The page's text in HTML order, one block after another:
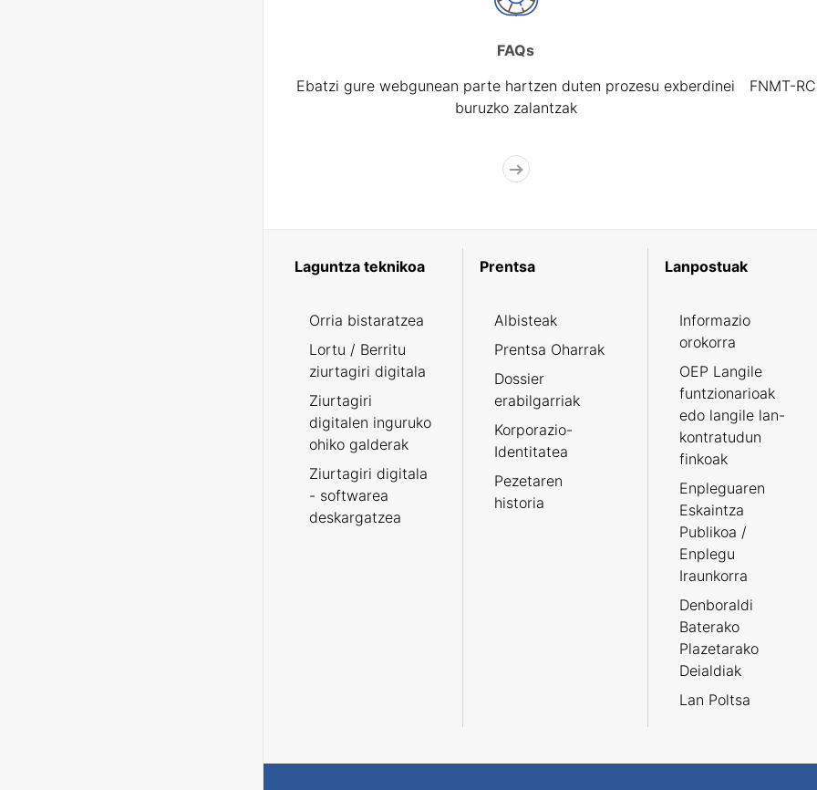
FAQs
Ebatzi gure webgunean parte hartzen duten prozesu exberdinei
buruzko zalantzak
FNMT-
Laguntza teknikoa
Orria bistaratzea
Lortu / Berritu
ziurtagiri digitala
Ziurtagiri
digitalen inguruko
ohiko galderak
Ziurtagiri digitala
- softwarea
deskargatzea
Prentsa
Albisteak
Prentsa Oharrak
Dossier
erabilgarriak
Korporazio-
Identitatea
Pezetaren
historia
Lanpostuak
Informazio
orokorra
OEP Langile
funtzionarioak
edo langile lan-
kontratudun
finkoak
Enpleguaren
Eskaintza
Publikoa /
Enplegu
Iraunkorra
Denboraldi
Baterako
Plazetarako
Deialdiak
Lan Poltsa